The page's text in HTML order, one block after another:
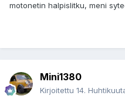
motonetin halpislitku, meni
Mini1380
Kirjoitettu 14.